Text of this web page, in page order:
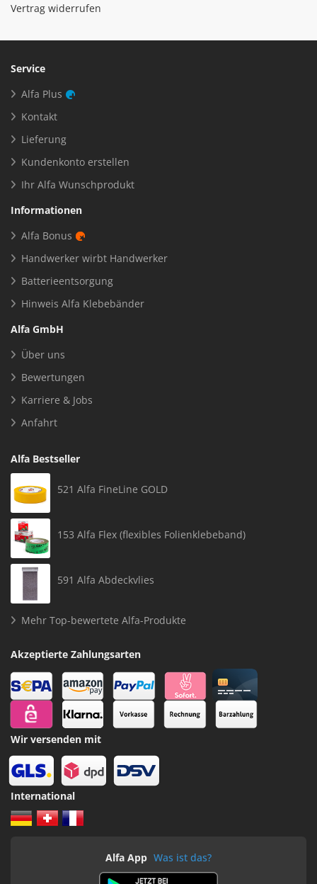
Vertrag widerrufen
Service
Alfa Plus
Kontakt
Lieferung
Kundenkonto erstellen
Ihr Alfa Wunschprodukt
Informationen
Alfa Bonus
Handwerker wirbt Handwerker
Batterieentsorgung
Hinweis Alfa Klebebänder
Alfa GmbH
Über uns
Bewertungen
Karriere & Jobs
Anfahrt
Alfa Bestseller
521 Alfa FineLine GOLD
153 Alfa Flex (flexibles Folienklebeband)
591 Alfa Abdeckvlies
Mehr Top-bewertete Alfa-Produkte
Akzeptierte Zahlungsarten
Wir versenden mit
International
Alfa App Was ist das?